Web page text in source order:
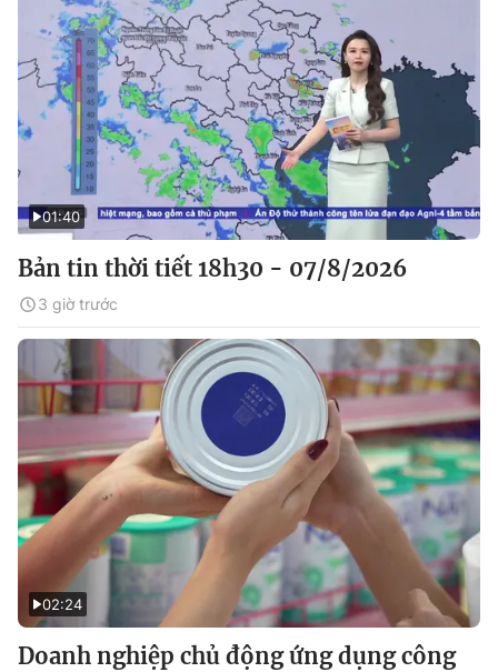
01:40
Bản tin thời tiết 18h30 - 07/8/2026
3 giờ trước
02:24
Doanh nghiệp chủ động ứng dụng công